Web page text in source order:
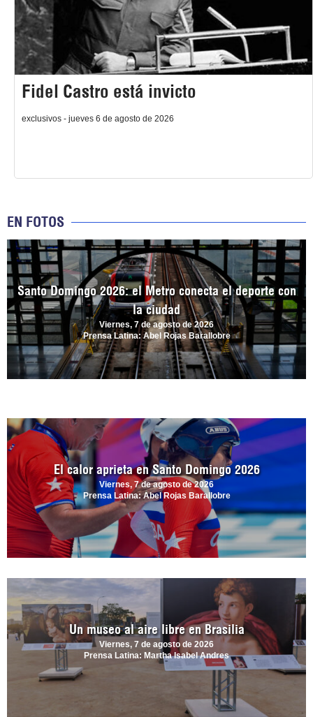
Fidel Castro está invicto
exclusivos - jueves 6 de agosto de 2026
EN FOTOS
Santo Domingo 2026: el Metro conecta el deporte con
la ciudad
Viernes, 7 de agosto de 2026
Prensa Latina: Abel Rojas Barallobre
El calor aprieta en Santo Domingo 2026
Viernes, 7 de agosto de 2026
Prensa Latina: Abel Rojas Barallobre
Un museo al aire libre en Brasilia
Viernes, 7 de agosto de 2026
Prensa Latina: Martha Isabel Andres